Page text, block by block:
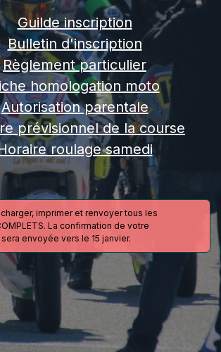
Guilde inscription
Bulletin d'inscription
Règlement particulier
homologation moto
Autorisation parentale
prévisionnel de la course
roulage samedi
imprimer et renvoyer tous les
La confirmation de votre
envoyée vers le 15 janvier.